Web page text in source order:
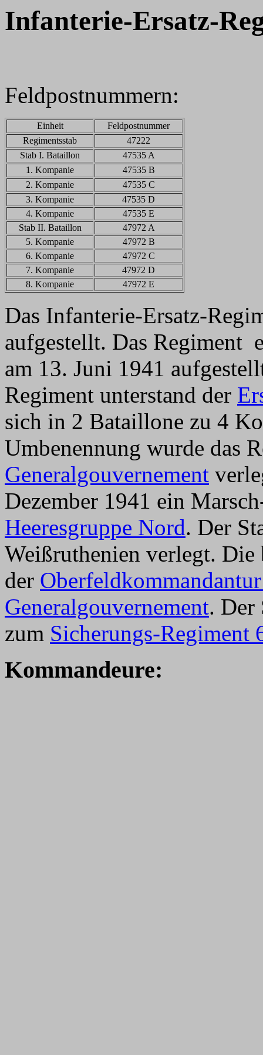
Infanterie-Ersatz-
Feldpostnummern:
Einheit
Feldpostnummer
Regimentsstab
47222
Stab I. Bataillon
47535 A
1. Kompanie
47535 B
2. Kompanie
47535 C
3. Kompanie
47535 D
4. Kompanie
47535 E
Stab II. Bataillon
47972 A
5. Kompanie
47972 B
6. Kompanie
47972 C
7. Kompanie
47972 D
8. Kompanie
47972 E
Das Infanterie-Ersatz-
aufgestellt. Das Regiment
am 13. Juni 1941
Regiment unterstand der
sich in 2 Bataillone zu 4
Umbenennung wurde das
Generalgouvernement
Dezember 1941 ein
Heeresgruppe Nord. Der
Weißruthenien verlegt.
der
Generalgouvernement. Der
zum Sicherungs-Regiment
Kommandeure: